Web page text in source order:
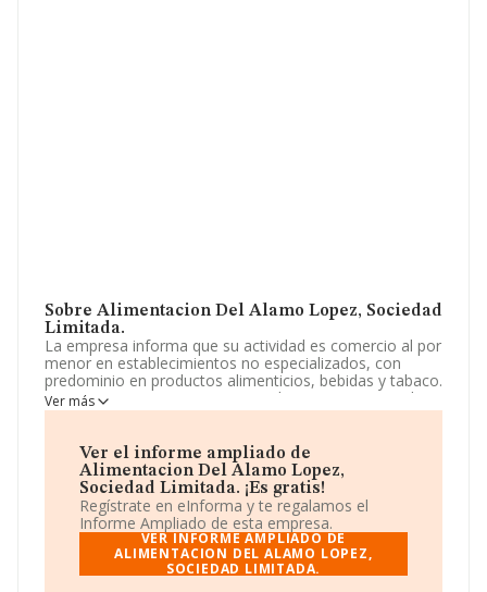
Sobre Alimentacion Del Alamo Lopez, Sociedad
Limitada.
La empresa informa que su actividad es comercio al por
menor en establecimientos no especializados, con
predominio en productos alimenticios, bebidas y tabaco.
La empresa aparece inscrita en el Registro Mercantil
como Sociedad Limitada. Tiene CNAE: 4711 - 'Comercio
con predominio en productos alimenticios, bebidas y
tabaco'. No realiza actividad de importación y/o
exportación.
La empresa españolaAlimentacion del Alamo
López, Sociedad Limitada, con CIF B01872761, tiene
domicilio fiscal en Calle Mata núm. 21, (13004), en el
municipio de Ciudad Real, Castilla-la Mancha.
Ver más
Ver el informe ampliado de
Alimentacion Del Alamo Lopez,
Sociedad Limitada. ¡Es gratis!
Regístrate en eInforma y te regalamos el
Informe Ampliado de esta empresa.
VER INFORME AMPLIADO DE
ALIMENTACION DEL ALAMO LOPEZ,
SOCIEDAD LIMITADA.